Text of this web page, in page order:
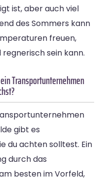
ist, aber auch viel
des Sommers kann
freuen,
sein kann.
Transportunternehmen
gibt es
du achten solltest. Ein
durch das
besten im Vorfeld,